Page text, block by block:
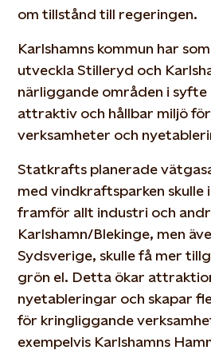
om tillstånd till regeringen.
Karlshamns kommun har
utveckla Stilleryd och
närliggande områden i syfte
attraktiv och hållbar miljö
verksamheter och
Statkrafts planerade
med vindkraftsparken skulle
framför allt industri och
Karlshamn/Blekinge, men
Sydsverige, skulle få mer
grön el. Detta ökar
nyetableringar och skapar
för kringliggande
exempelvis Karlshamns